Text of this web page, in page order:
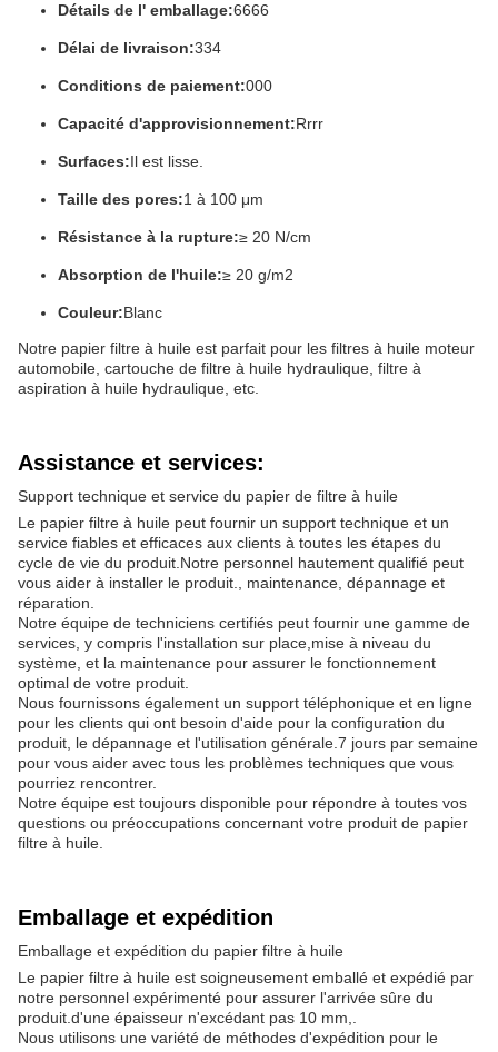
Détails de l' emballage:6666
Délai de livraison:334
Conditions de paiement:000
Capacité d'approvisionnement:Rrrr
Surfaces:Il est lisse.
Taille des pores:1 à 100 μm
Résistance à la rupture:≥ 20 N/cm
Absorption de l'huile:≥ 20 g/m2
Couleur:Blanc
Notre papier filtre à huile est parfait pour les filtres à huile moteur
automobile, cartouche de filtre à huile hydraulique, filtre à
aspiration à huile hydraulique, etc.
Assistance et services:
Support technique et service du papier de filtre à huile
Le papier filtre à huile peut fournir un support technique et un
service fiables et efficaces aux clients à toutes les étapes du
cycle de vie du produit.Notre personnel hautement qualifié peut
vous aider à installer le produit., maintenance, dépannage et
réparation.
Notre équipe de techniciens certifiés peut fournir une gamme de
services, y compris l'installation sur place,mise à niveau du
système, et la maintenance pour assurer le fonctionnement
optimal de votre produit.
Nous fournissons également un support téléphonique et en ligne
pour les clients qui ont besoin d'aide pour la configuration du
produit, le dépannage et l'utilisation générale.7 jours par semaine
pour vous aider avec tous les problèmes techniques que vous
pourriez rencontrer.
Notre équipe est toujours disponible pour répondre à toutes vos
questions ou préoccupations concernant votre produit de papier
filtre à huile.
Emballage et expédition
Emballage et expédition du papier filtre à huile
Le papier filtre à huile est soigneusement emballé et expédié par
notre personnel expérimenté pour assurer l'arrivée sûre du
produit.d'une épaisseur n'excédant pas 10 mm,.
Nous utilisons une variété de méthodes d'expédition pour le